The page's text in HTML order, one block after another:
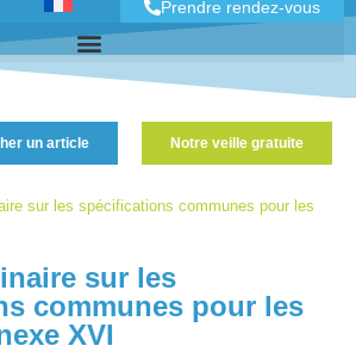
Prendre rendez-vous
sur les spécifications communes pour les
sur les
communes pour les
XVI
un article Notre veille gratuite